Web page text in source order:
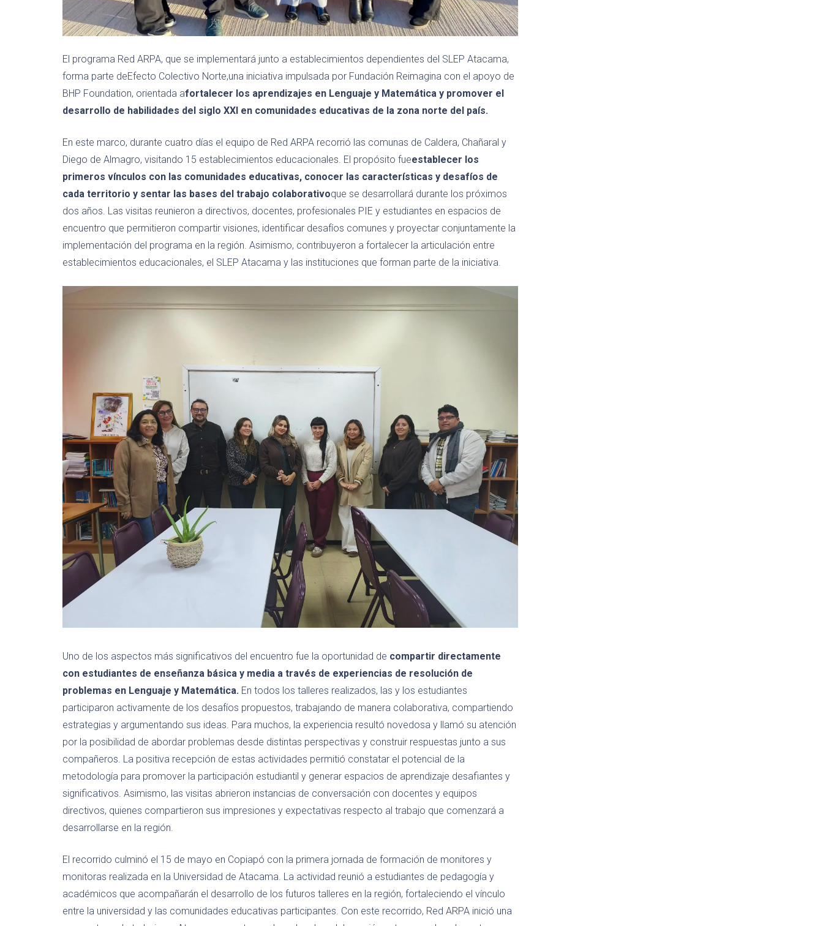
El programa Red ARPA, que se implementará junto a establecimientos dependientes del SLEP Atacama,
forma parte deEfecto Colectivo Norte,una iniciativa impulsada por Fundación Reimagina con el apoyo de
BHP Foundation, orientada afortalecer los aprendizajes en Lenguaje y Matemática y promover el
desarrollo de habilidades del siglo XXI en comunidades educativas de la zona norte del país.
En este marco, durante cuatro días el equipo de Red ARPA recorrió las comunas de Caldera, Chañaral y
Diego de Almagro, visitando 15 establecimientos educacionales. El propósito fueestablecer los
primeros vínculos con las comunidades educativas, conocer las características y desafíos de
cada territorio y sentar las bases del trabajo colaborativoque se desarrollará durante los próximos
dos años. Las visitas reunieron a directivos, docentes, profesionales PIE y estudiantes en espacios de
encuentro que permitieron compartir visiones, identificar desafíos comunes y proyectar conjuntamente la
implementación del programa en la región. Asimismo, contribuyeron a fortalecer la articulación entre
establecimientos educacionales, el SLEP Atacama y las instituciones que forman parte de la iniciativa.
Uno de los aspectos más significativos del encuentro fue la oportunidad de compartir directamente
con estudiantes de enseñanza básica y media a través de experiencias de resolución de
problemas en Lenguaje y Matemática. En todos los talleres realizados, las y los estudiantes
participaron activamente de los desafíos propuestos, trabajando de manera colaborativa, compartiendo
estrategias y argumentando sus ideas. Para muchos, la experiencia resultó novedosa y llamó su atención
por la posibilidad de abordar problemas desde distintas perspectivas y construir respuestas junto a sus
compañeros. La positiva recepción de estas actividades permitió constatar el potencial de la
metodología para promover la participación estudiantil y generar espacios de aprendizaje desafiantes y
significativos. Asimismo, las visitas abrieron instancias de conversación con docentes y equipos
directivos, quienes compartieron sus impresiones y expectativas respecto al trabajo que comenzará a
desarrollarse en la región.
El recorrido culminó el 15 de mayo en Copiapó con la primera jornada de formación de monitores y
monitoras realizada en la Universidad de Atacama. La actividad reunió a estudiantes de pedagogía y
académicos que acompañarán el desarrollo de los futuros talleres en la región, fortaleciendo el vínculo
entre la universidad y las comunidades educativas participantes. Con este recorrido, Red ARPA inició una